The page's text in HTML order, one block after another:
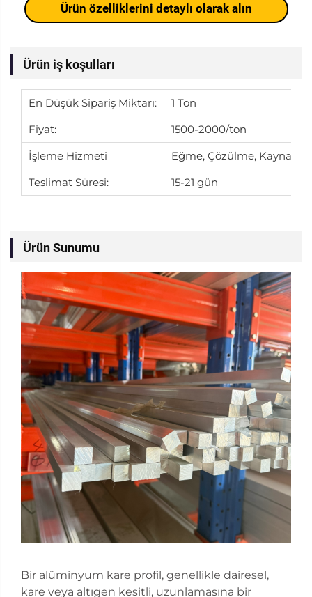
Ürün özelliklerini detaylı olarak alın
Ürün iş koşulları
En Düşük Sipariş Miktarı:
1 Ton
Fiyat:
1500-2000/ton
İşleme Hizmeti
Eğme, Çözülme,
Teslimat Süresi:
15-21 gün
Ürün Sunumu
Bir alüminyum kare profil, genellikle dairesel,
kare veya altıgen kesitli, uzunlamasına bir